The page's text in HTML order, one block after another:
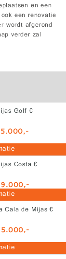
en een
een renovatie
wordt afgerond
verder zal
Golf €
Costa €
Cala de Mijas €